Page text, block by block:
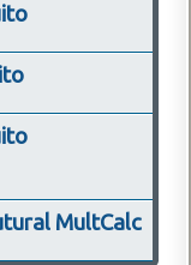
MultCalc